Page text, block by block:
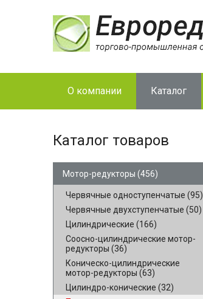
О компании Каталог
Каталог товаров
Мотор-редукторы (456)
Червячные одноступенчатые (95)
Червячные двухступенчатые (50)
Цилиндрические (166)
Соосно-цилиндрические мотор-
редукторы (36)
Коническо-цилиндрические
мотор-редукторы (63)
Цилиндро-конические (32)